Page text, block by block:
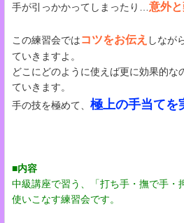
手が引っかかってしまったり… 意外
この練習会ではコツをお伝え しなが
ていきますよ。
どこにどのように使えば更に効果的な
ていきます。
手の技を極めて、 極上の手当てを
■内容
中級講座で習う、「打ち手・撫で手・
使いこなす練習会です。